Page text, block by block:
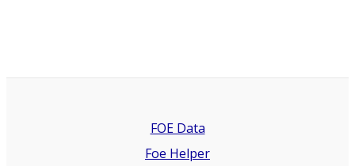
FOE Data
Foe Helper